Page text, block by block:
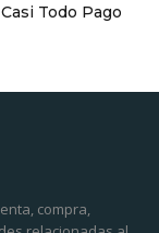
Todo Pago
compra,